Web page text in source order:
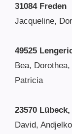
31084 Freden
Jacqueline,
49525
Bea,
Patricia
23570
David,